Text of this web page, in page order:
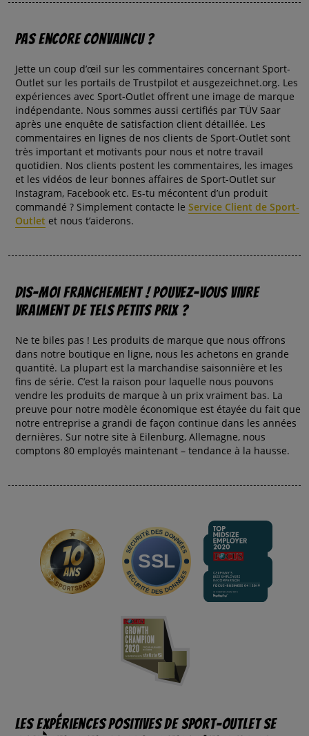
Pas encore convaincu ?
Jette un coup d’œil sur les commentaires concernant Sport-
Outlet sur les portails de Trustpilotet ausgezeichnet.org. Les
expériences avec Sport-Outlet offrent une image de marque
indépendante. Nous sommes aussi certifiés par TÜV Saar
après une enquête de satisfaction client détaillée. Les
commentaires en lignes de nos clients de Sport-Outlet sont
très important et motivants pour nous et notre travail
quotidien. Nos clients postent les commentaires, les images
et les vidéos de leur bonnes affaires de Sport-Outlet sur
Instagram, Facebook etc. Es-tu mécontent d’un produit
commandé ? Simplement contacte le Service Client de Sport-
Outlet et nous t’aiderons.
Dis-moi franchement ! Pouvez-vous vivre
vraiment de tels petits prix ?
Ne te biles pas ! Les produits de marque que nous offrons
dans notre boutique en ligne, nous les achetons en grande
quantité. La plupart est la marchandise saisonnière et les
fins de série. C’est la raison pour laquelle nous pouvons
vendre les produits de marque à un prix vraiment bas. La
preuve pour notre modèle économique est étayée du fait que
notre entreprise a grandi de façon continue dans les années
dernières. Sur notre site à Eilenburg, Allemagne, nous
comptons 80 employés maintenant – tendance à la hausse.
Les expériences positives de Sport-Outlet se